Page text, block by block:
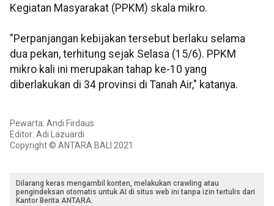
Kegiatan Masyarakat (PPKM) skala mikro.
"Perpanjangan kebijakan tersebut berlaku selama
dua pekan, terhitung sejak Selasa (15/6). PPKM
mikro kali ini merupakan tahap ke-10 yang
diberlakukan di 34 provinsi di Tanah Air," katanya.
Pewarta: Andi Firdaus
Editor: Adi Lazuardi
Copyright © ANTARA BALI 2021
Dilarang keras mengambil konten, melakukan crawling atau
pengindeksan otomatis untuk AI di situs web ini tanpa izin tertulis dari
Kantor Berita ANTARA.